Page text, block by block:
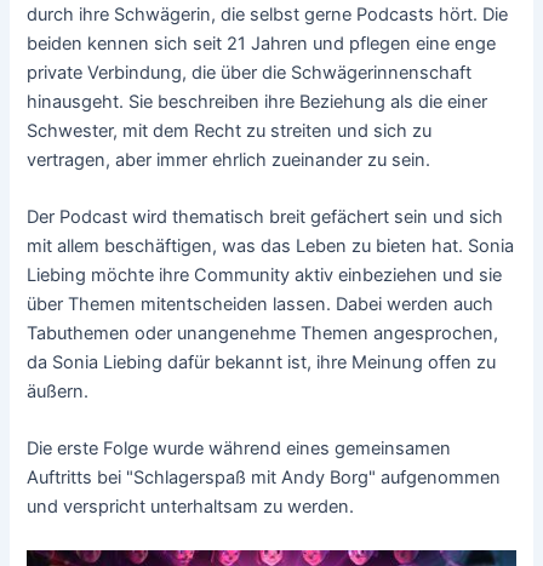
durch ihre Schwägerin, die selbst gerne Podcasts hört. Die
beiden kennen sich seit 21 Jahren und pflegen eine enge
private Verbindung, die über die Schwägerinnenschaft
hinausgeht. Sie beschreiben ihre Beziehung als die einer
Schwester, mit dem Recht zu streiten und sich zu
vertragen, aber immer ehrlich zueinander zu sein.
Der Podcast wird thematisch breit gefächert sein und sich
mit allem beschäftigen, was das Leben zu bieten hat. Sonia
Liebing möchte ihre Community aktiv einbeziehen und sie
über Themen mitentscheiden lassen. Dabei werden auch
Tabuthemen oder unangenehme Themen angesprochen,
da Sonia Liebing dafür bekannt ist, ihre Meinung offen zu
äußern.
Die erste Folge wurde während eines gemeinsamen
Auftritts bei "Schlagerspaß mit Andy Borg" aufgenommen
und verspricht unterhaltsam zu werden.